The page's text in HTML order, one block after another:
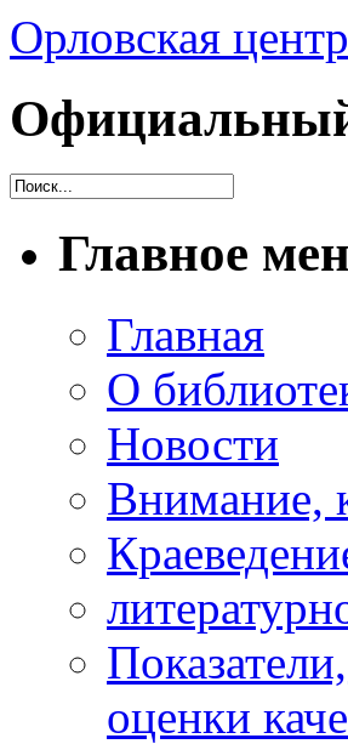
Орловская
Главное
Главная
О
Новости
Внимание,
оценки